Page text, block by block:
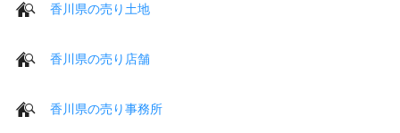
香川県の売り土地
香川県の売り店舗
香川県の売り事務所